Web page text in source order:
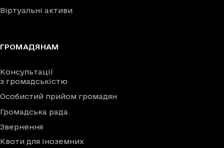
Віртуальні активи
ГРОМАДЯНАМ
Консультації
з громадськістю
Особистий прийом громадян
Громадська рада
Звернення
Квоти для іноземних